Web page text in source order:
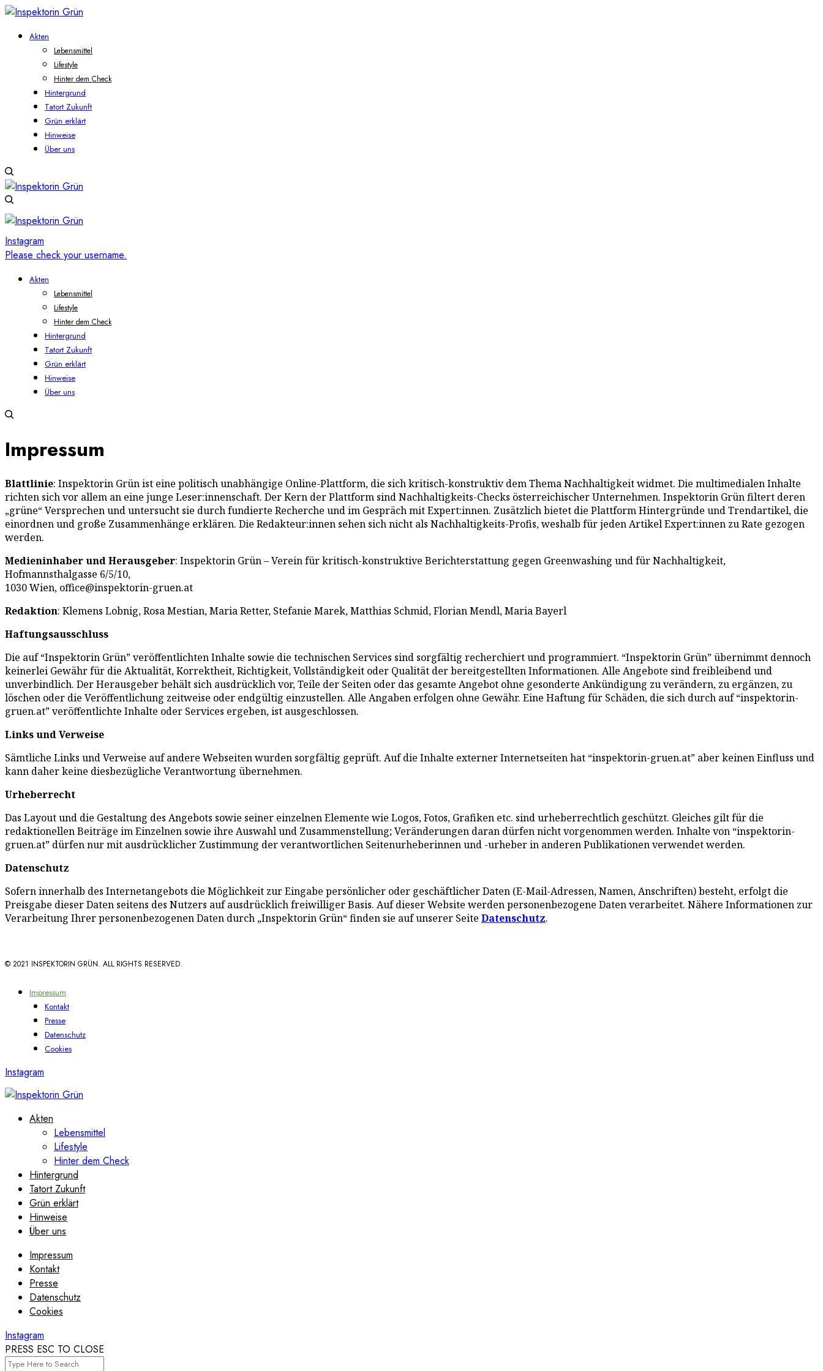
Akten
Lebensmittel
Lifestyle
Hinter dem Check
Hintergrund
Tatort Zukunft
Grün erklärt
Hinweise
Über uns
Instagram
Please check your username.
Akten
Lebensmittel
Lifestyle
Hinter dem Check
Hintergrund
Tatort Zukunft
Grün erklärt
Hinweise
Über uns
Impressum
Blattlinie: Inspektorin Grün ist eine politisch unabhängige Online-Plattform, die sich kritisch-konstruktiv dem Thema Nachhaltigkeit widmet. Die multimedialen Inhalte
richten sich vor allem an eine junge Leser:innenschaft. Der Kern der Plattform sind Nachhaltigkeits-Checks österreichischer Unternehmen. Inspektorin Grün filtert deren
„grüne“ Versprechen und untersucht sie durch fundierte Recherche und im Gespräch mit Expert:innen. Zusätzlich bietet die Plattform Hintergründe und Trendartikel, die
einordnen und große Zusammenhänge erklären. Die Redakteur:innen sehen sich nicht als Nachhaltigkeits-Profis, weshalb für jeden Artikel Expert:innen zu Rate gezogen
werden.
Medieninhaber und Herausgeber: Inspektorin Grün – Verein für kritisch-konstruktive Berichterstattung gegen Greenwashing und für Nachhaltigkeit,
Hofmannsthalgasse 6/5/10,
1030 Wien, office@inspektorin-gruen.at
Redaktion: Klemens Lobnig, Rosa Mestian, Maria Retter, Stefanie Marek, Matthias Schmid, Florian Mendl, Maria Bayerl
Haftungsausschluss
Die auf “Inspektorin Grün” veröffentlichten Inhalte sowie die technischen Services sind sorgfältig recherchiert und programmiert. “Inspektorin Grün” übernimmt dennoch
keinerlei Gewähr für die Aktualität, Korrektheit, Richtigkeit, Vollständigkeit oder Qualität der bereitgestellten Informationen. Alle Angebote sind freibleibend und
unverbindlich. Der Herausgeber behält sich ausdrücklich vor, Teile der Seiten oder das gesamte Angebot ohne gesonderte Ankündigung zu verändern, zu ergänzen, zu
löschen oder die Veröffentlichung zeitweise oder endgültig einzustellen. Alle Angaben erfolgen ohne Gewähr. Eine Haftung für Schäden, die sich durch auf “inspektorin-
gruen.at” veröffentlichte Inhalte oder Services ergeben, ist ausgeschlossen.
Links und Verweise
Sämtliche Links und Verweise auf andere Webseiten wurden sorgfältig geprüft. Auf die Inhalte externer Internetseiten hat “inspektorin-gruen.at” aber keinen Einfluss und
kann daher keine diesbezügliche Verantwortung übernehmen.
Urheberrecht
Das Layout und die Gestaltung des Angebots sowie seiner einzelnen Elemente wie Logos, Fotos, Grafiken etc. sind urheberrechtlich geschützt. Gleiches gilt für die
redaktionellen Beiträge im Einzelnen sowie ihre Auswahl und Zusammenstellung; Veränderungen daran dürfen nicht vorgenommen werden. Inhalte von “inspektorin-
gruen.at” dürfen nur mit ausdrücklicher Zustimmung der verantwortlichen Seitenurheberinnen und -urheber in anderen Publikationen verwendet werden.
Datenschutz
Sofern innerhalb des Internetangebots die Möglichkeit zur Eingabe persönlicher oder geschäftlicher Daten (E-Mail-Adressen, Namen, Anschriften) besteht, erfolgt die
Preisgabe dieser Daten seitens des Nutzers auf ausdrücklich freiwilliger Basis. Auf dieser Website werden personenbezogene Daten verarbeitet. Nähere Informationen zur
Verarbeitung Ihrer personenbezogenen Daten durch „Inspektorin Grün“ finden sie auf unserer Seite Datenschutz.
© 2021 INSPEKTORIN GRÜN. ALL RIGHTS RESERVED.
Impressum
Kontakt
Presse
Datenschutz
Cookies
Instagram
Akten
Lebensmittel
Lifestyle
Hinter dem Check
Hintergrund
Tatort Zukunft
Grün erklärt
Hinweise
Über uns
Impressum
Kontakt
Presse
Datenschutz
Cookies
Instagram
PRESS ESC TO CLOSE